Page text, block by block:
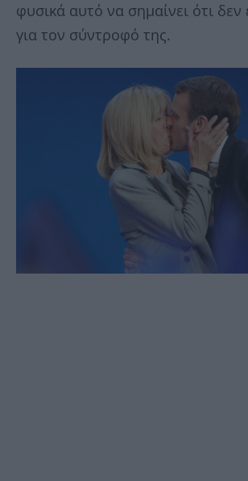
φυσικά αυτό να σημαίνει ότι δεν
για τον σύντροφό της.